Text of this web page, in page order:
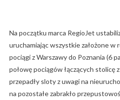
Na początku marca RegioJet
uruchamiając wszystkie założone w
pociągi z Warszawy do Poznania (6
połowę pociągów łączących stolicę
przepadły sloty z uwagi na
na pozostałe zabrakło